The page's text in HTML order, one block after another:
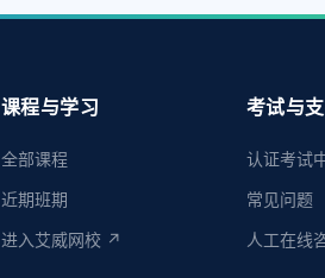
课程与学习
全部课程
近期班期
进入艾威网校 ↗
考试与
认证考试
常见问题
人工在线